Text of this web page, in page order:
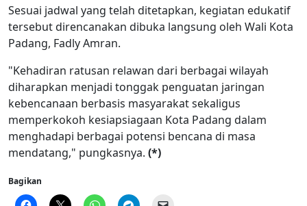
Sesuai jadwal yang telah ditetapkan, kegiatan edukatif
tersebut direncanakan dibuka langsung oleh Wali Kota
Padang, Fadly Amran.
"Kehadiran ratusan relawan dari berbagai wilayah
diharapkan menjadi tonggak penguatan jaringan
kebencanaan berbasis masyarakat sekaligus
memperkokoh kesiapsiagaan Kota Padang dalam
menghadapi berbagai potensi bencana di masa
mendatang," pungkasnya. (*)
Bagikan